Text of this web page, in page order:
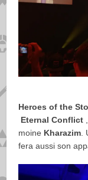
Heroes of the
Eternal Conflict
moine Kharazim.
fera aussi son